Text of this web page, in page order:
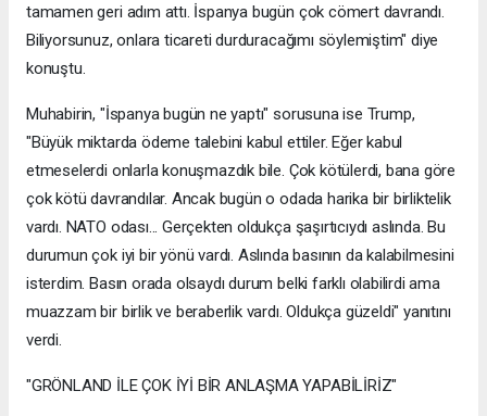
tamamen geri adım attı. İspanya bugün çok cömert davrandı.
Biliyorsunuz, onlara ticareti durduracağımı söylemiştim" diye
konuştu.
Muhabirin, "İspanya bugün ne yaptı" sorusuna ise Trump,
"Büyük miktarda ödeme talebini kabul ettiler. Eğer kabul
etmeselerdi onlarla konuşmazdık bile. Çok kötülerdi, bana göre
çok kötü davrandılar. Ancak bugün o odada harika bir birliktelik
vardı. NATO odası... Gerçekten oldukça şaşırtıcıydı aslında. Bu
durumun çok iyi bir yönü vardı. Aslında basının da kalabilmesini
isterdim. Basın orada olsaydı durum belki farklı olabilirdi ama
muazzam bir birlik ve beraberlik vardı. Oldukça güzeldi" yanıtını
verdi.
"GRÖNLAND İLE ÇOK İYİ BİR ANLAŞMA YAPABİLİRİZ"